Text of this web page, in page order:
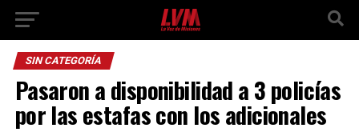
SIN CATEGORÍA
Pasaron a disponibilidad a 3 policías
por las estafas con los adicionales